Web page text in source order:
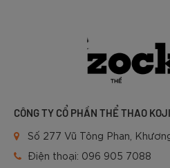
CÔNG TY CỔ PHẦN THỂ THAO KOJI
Số 277 Vũ Tông Phan,
Điện thoại: 096 905 7088